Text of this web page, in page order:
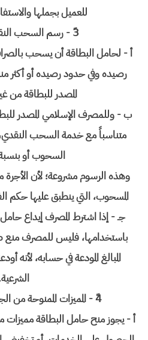
للعميل بجملها
3ً - رسم السحب النقدي بالبطاقة:
أ - لحامل البطاقة أن يسحب
رصيده وفي حدود رصيده أو أكثر
المصدر للبطاقة من
ب - وللمصرف الإسلامي المصدر
متناسباً مع خدمة السحب النقدي،
السحوب أو بنسبة
وهذه الرسوم مشروعة؛ لأن الأجرة
المسحوب، التي ينطبق عليها حكم
جـ - إذا اشترط المصرف إيداع
باستخدامها، فليس للمصرف منع
المبالغ المودعة في حسابه، لأنه
4ً - المميزات الممنوحة من الجهة مصدرة البطاقة:
أ - يجوز منح حامل البطاقة مميزات